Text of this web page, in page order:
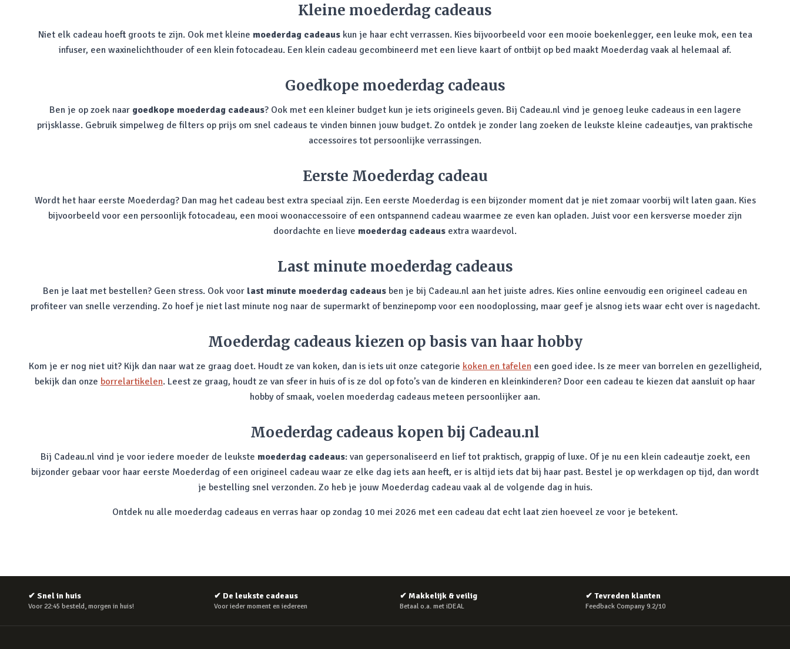
Kleine moederdag cadeaus
Niet elk cadeau hoeft groots te zijn. Ook met kleine moederdag cadeauskun je haar echt verrassen. Kies bijvoorbeeld voor een mooie boekenlegger, een leuke mok, een tea
infuser, een waxinelichthouder of een klein fotocadeau. Een klein cadeau gecombineerd met een lieve kaart of ontbijt op bed maakt Moederdag vaak al helemaal af.
Goedkope moederdag cadeaus
Ben je op zoek naar goedkope moederdag cadeaus? Ook met een kleiner budget kun je iets origineels geven. Bij Cadeau.nl vind je genoeg leuke cadeaus in een lagere
prijsklasse. Gebruik simpelweg de filters op prijs om snel cadeaus te vinden binnen jouw budget. Zo ontdek je zonder lang zoeken de leukste kleine cadeautjes, van praktische
accessoires tot persoonlijke verrassingen.
Eerste Moederdag cadeau
Wordt het haar eerste Moederdag? Dan mag het cadeau best extra speciaal zijn. Een eerste Moederdag is een bijzonder moment dat je niet zomaar voorbij wilt laten gaan. Kies
bijvoorbeeld voor een persoonlijk fotocadeau, een mooi woonaccessoire of een ontspannend cadeau waarmee ze even kan opladen. Juist voor een kersverse moeder zijn
doordachte en lieve moederdag cadeaus extra waardevol.
Last minute moederdag cadeaus
Ben je laat met bestellen? Geen stress. Ook voor last minute moederdag cadeaus ben je bij Cadeau.nl aan het juiste adres. Kies online eenvoudig een origineel cadeau en
profiteer van snelle verzending. Zo hoef je niet last minute nog naar de supermarkt of benzinepomp voor een noodoplossing, maar geef je alsnog iets waar echt over is nagedacht.
Moederdag cadeaus kiezen op basis van haar hobby
Kom je er nog niet uit? Kijk dan naar wat ze graag doet. Houdt ze van koken, dan is iets uit onze categorie koken en tafelen een goed idee. Is ze meer van borrelen en gezelligheid,
bekijk dan onze borrelartikelen. Leest ze graag, houdt ze van sfeer in huis of is ze dol op foto’s van de kinderen en kleinkinderen? Door een cadeau te kiezen dat aansluit op haar
hobby of smaak, voelen moederdag cadeaus meteen persoonlijker aan.
Moederdag cadeaus kopen bij Cadeau.nl
Bij Cadeau.nl vind je voor iedere moeder de leukste moederdag cadeaus: van gepersonaliseerd en lief tot praktisch, grappig of luxe. Of je nu een klein cadeautje zoekt, een
bijzonder gebaar voor haar eerste Moederdag of een origineel cadeau waar ze elke dag iets aan heeft, er is altijd iets dat bij haar past. Bestel je op werkdagen op tijd, dan wordt
je bestelling snel verzonden. Zo heb je jouw Moederdag cadeau vaak al de volgende dag in huis.
Ontdek nu alle moederdag cadeaus en verras haar op zondag 10 mei 2026 met een cadeau dat echt laat zien hoeveel ze voor je betekent.
✔ Snel in huis
Voor 22:45 besteld, morgen in huis!
✔ De leukste cadeaus
Voor ieder moment en iedereen
✔ Makkelijk & veilig
Betaal o.a. met iDEAL
✔ Tevreden klanten
Feedback Company 9.2/10